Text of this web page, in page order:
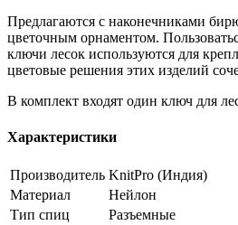
Предлагаются с наконечниками
цветочным орнаментом.
ключи лесок используются для
цветовые решения этих изделий
В комплект входят один ключ для
Характеристики
Производитель KnitPro (Индия)
Материал
Нейлон
Тип спиц
Разъемные